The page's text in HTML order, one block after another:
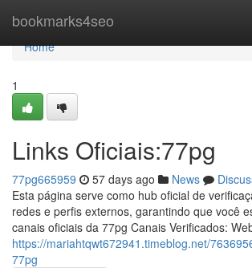
bookmarks4seo
Home
Home
1
Links Oficiais:77pg
77pg665959 57 days ago News
Esta página serve como hub oficial de
redes e perfis externos, garantindo que você
canais oficiais da 77pg Canais Verificados:
https://mariahtqwt672941.timeblog.net/
77pg